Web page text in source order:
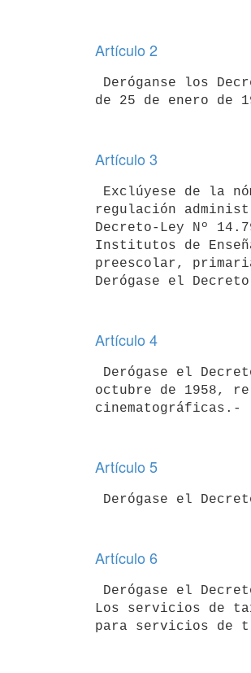
Artículo 2
Artículo 3
regulación
Decreto-Ley Nº
Institutos de
preescolar,
Artículo 4
octubre de 1958,
Artículo 5
Artículo 6
Los servicios de